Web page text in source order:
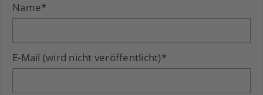
Name*
E-Mail (wird nicht veröffentlicht)*